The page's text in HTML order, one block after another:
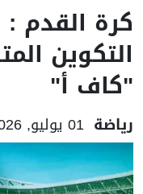
كرة القدم
التكوين
"كاف أ"
رياضة 01 يوليو, 2026